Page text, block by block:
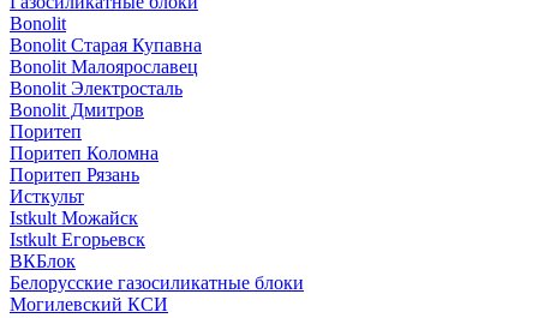
Bonolit
Bonolit Старая Купавна
Bonolit Малоярославец
Bonolit Электросталь
Bonolit Дмитров
Поритеп
Поритеп Коломна
Поритеп Рязань
Исткульт
Istkult Можайск
Istkult Егорьевск
ВКБлок
Белорусские газосиликатные блоки
Могилевский КСИ